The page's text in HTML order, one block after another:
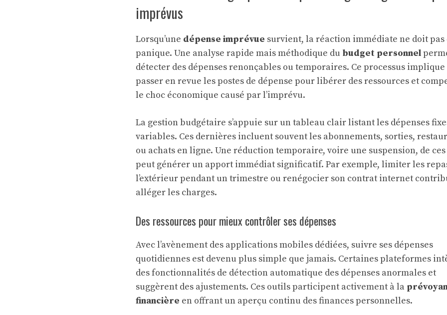
imprévus
Lorsqu’une dépense imprévue survient, la réaction immédiate ne doit
panique. Une analyse rapide mais méthodique du budget personnel
détecter des dépenses renonçables ou temporaires. Ce processus implique
passer en revue les postes de dépense pour libérer des ressources et
le choc économique causé par l’imprévu.
La gestion budgétaire s’appuie sur un tableau clair listant les dépenses
variables. Ces dernières incluent souvent les abonnements, sorties,
ou achats en ligne. Une réduction temporaire, voire une suspension, de ces
peut générer un apport immédiat significatif. Par exemple, limiter les
l’extérieur pendant un trimestre ou renégocier son contrat internet
alléger les charges.
Des ressources pour mieux contrôler ses dépenses
Avec l’avènement des applications mobiles dédiées, suivre ses dépenses
quotidiennes est devenu plus simple que jamais. Certaines plateformes
des fonctionnalités de détection automatique des dépenses anormales et
suggèrent des ajustements. Ces outils participent activement à la
financière en offrant un aperçu continu des finances personnelles.